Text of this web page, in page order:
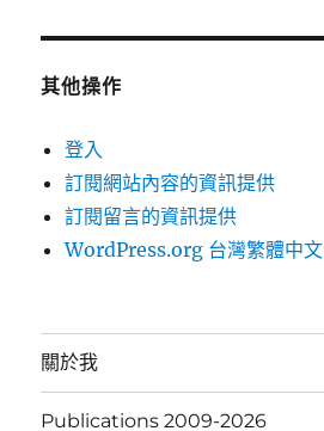
其他操作
登入
訂閱網站內容的資訊提供
訂閱留言的資訊提供
WordPress.org 台灣繁體中文
關於我
Publications 2009-2026